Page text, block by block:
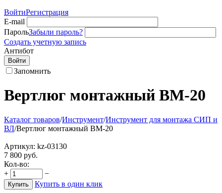
ВойтиРегистрация
E-mail
ПарольЗабыли пароль?
Создать учетную запись
Антибот
Войти
Запомнить
Вертлюг монтажный ВМ-20
Каталог товаров/Инструмент/Инструмент для монтажа СИП и
ВЛ/Вертлюг монтажный ВМ-20
Артикул: kz-03130
7 800 руб.
Кол-во:
+
−
Купить Купить в один клик